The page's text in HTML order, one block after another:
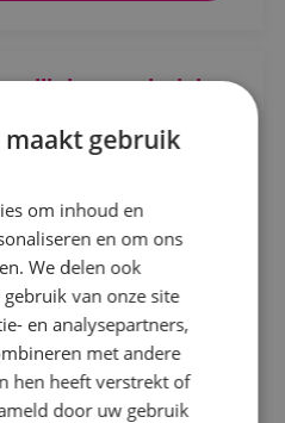
Fulltime MBO
vooruitdenken. Als
maak jij het
maakt gebruik
om inhoud en
en om ons
We delen ook
van onze site
en analysepartners,
met andere
hen heeft verstrekt of
door uw gebruik